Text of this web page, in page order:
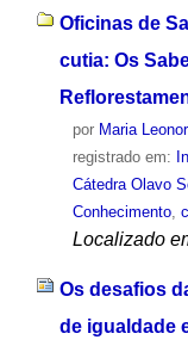
Oficinas de
cutia: Os
por Maria
registrado em:
Cátedra Olavo
Conhecimento,
Localizado
Os desafios
de igualdade